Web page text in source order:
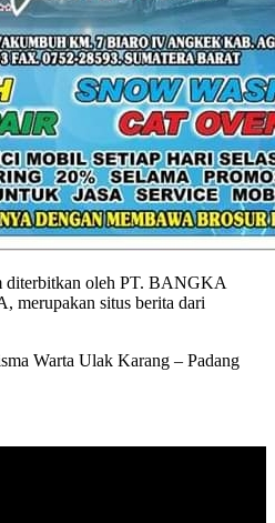
diterbitkan oleh PT. BANGKA
situs berita dari
Warta Ulak Karang – Padang